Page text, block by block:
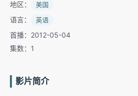
地区： 美国
语言： 英语
首播：2012-05-04
集数：1
影片简介